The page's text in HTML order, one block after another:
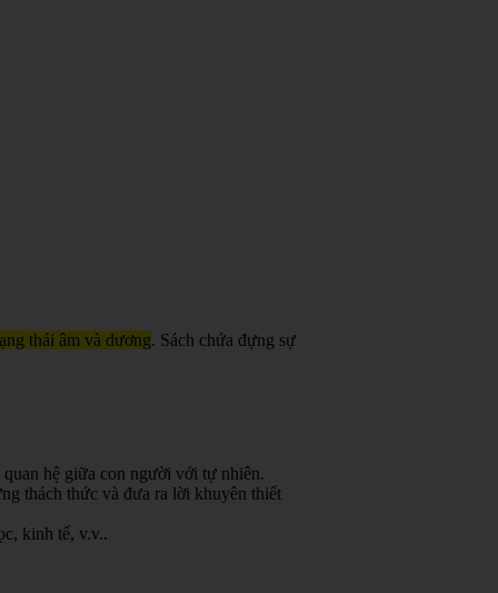
thái âm và dương. Sách chứa đựng sự
hệ giữa con người với tự nhiên.
thách thức và đưa ra lời khuyên thiết
kinh tế, v.v..